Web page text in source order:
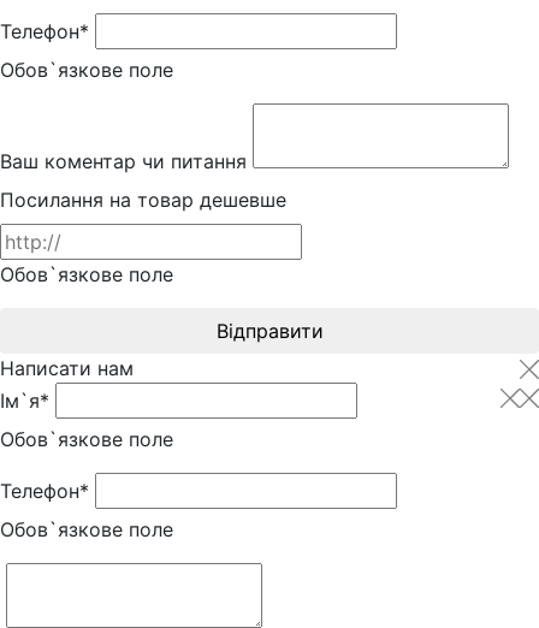
Телефон*
Обов`язкове поле
Ваш коментар чи питання
Посилання на товар дешевше
Обов`язкове поле
Відправити
Написати нам
Ім`я*
Обов`язкове поле
Телефон*
Обов`язкове поле